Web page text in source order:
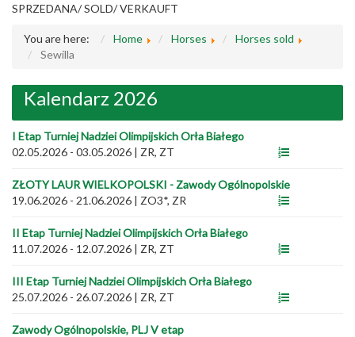
SPRZEDANA/ SOLD/ VERKAUFT
You are here: Home Horses
Horses sold
Sewilla
Kalendarz 2026
I Etap Turniej Nadziei Olimpijskich Orła Białego
02.05.2026 - 03.05.2026 | ZR, ZT
ZŁOTY LAUR WIELKOPOLSKI - Zawody Ogólnopolskie
19.06.2026 - 21.06.2026 | ZO3*, ZR
II Etap Turniej Nadziei Olimpijskich Orła Białego
11.07.2026 - 12.07.2026 | ZR, ZT
III Etap Turniej Nadziei Olimpijskich Orła Białego
25.07.2026 - 26.07.2026 | ZR, ZT
Zawody Ogólnopolskie, PLJ V etap